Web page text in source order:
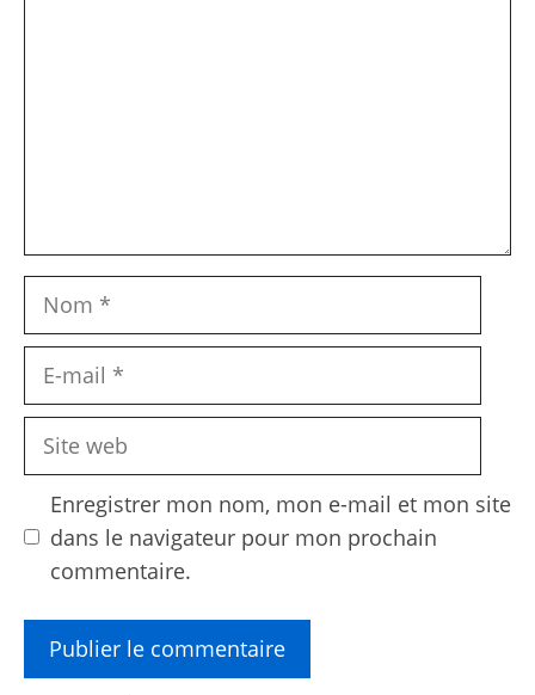
Nom
Site
Enregistrer mon nom, mon e-mail et mon site
dans le navigateur pour mon prochain
commentaire.